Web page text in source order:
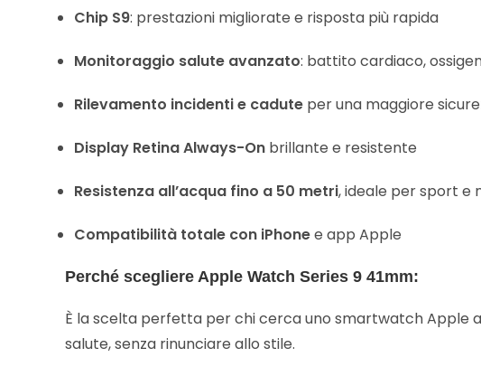
Chip S9: prestazioni migliorate e risposta più rapida
Monitoraggio salute avanzato: battito cardiaco,
Rilevamento incidenti e cadute per una maggiore
Display Retina Always-On brillante e resistente
Resistenza all’acqua fino a 50 metri, ideale per sport e
Compatibilità totale con iPhonee app Apple
Perché scegliere Apple Watch Series 9 41mm:
È la scelta perfetta per chi cerca uno smartwatch Apple
salute, senza rinunciare allo stile.